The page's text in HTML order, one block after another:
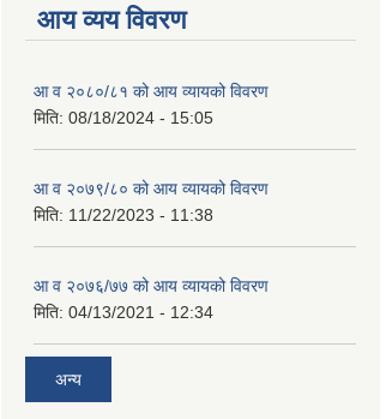
आय व्यय विवरण
आ व २०८०/८१ को आय व्यायको विवरण
मिति: 08/18/2024 - 15:05
आ व २०७९/८० को आय व्यायको विवरण
मिति: 11/22/2023 - 11:38
आ व २०७६/७७ को आय व्यायको विवरण
मिति: 04/13/2021 - 12:34
अन्य